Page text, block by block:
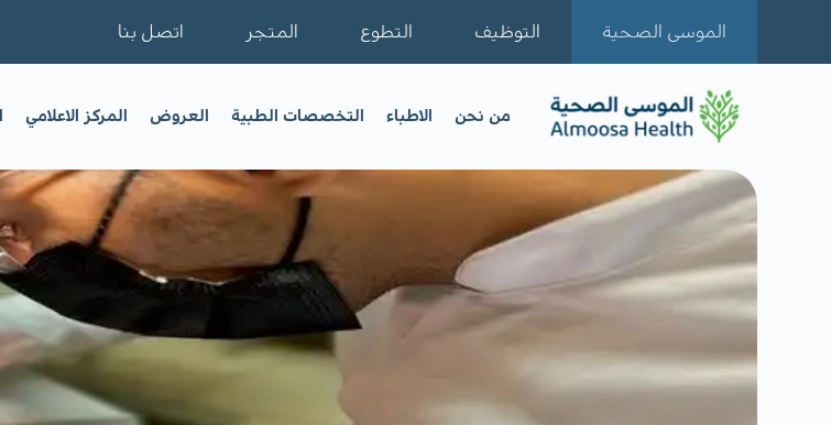
الموسى الصحية التوظيف التطوع المتجر اتصل بنا
من نحن الاطباء التخصصات الطبية العروض المركز الاعلامي